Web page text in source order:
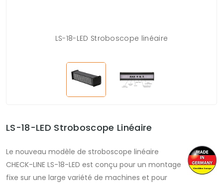
LS-18-LED Stroboscope linéaire
LS-18-LED Stroboscope Linéaire
Le nouveau modèle de stroboscope linéaire
CHECK-LINE LS-18-LED est conçu pour un montage
fixe sur une large variété de machines et pour